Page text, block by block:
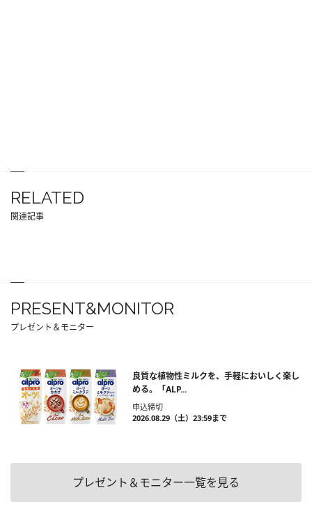
RELATED
関連記事
PRESENT&MONITOR
プレゼント＆モニター
良質な植物性ミルクを、手軽においしく楽し
める。「ALP...
申込締切
2026.08.29（土）23:59まで
プレゼント＆モニター一覧を見る